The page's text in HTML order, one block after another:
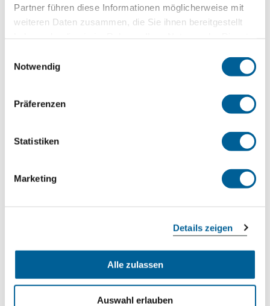
Partner führen diese Informationen möglicherweise mit
weiteren Daten zusammen, die Sie ihnen bereitgestellt
Notwendig
Präferenzen
Statistiken
Marketing
Details zeigen
Alle zulassen
Auswahl erlauben
Istanbul New Airport
Jetzt kostenlos prüfen
Düsseldorf
Jetzt kostenlos prüfen
Düsseldorf